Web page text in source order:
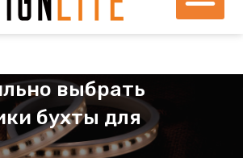
выбрать
бухты для